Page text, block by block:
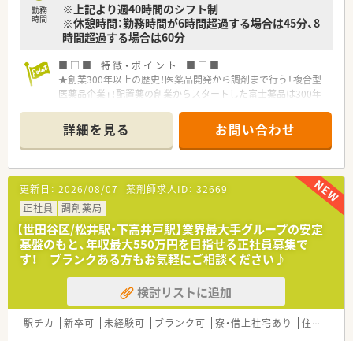
勤務
時間
※上記より週40時間のシフト制
※休憩時間：勤務時間が6時間超過する場合は45分、8
時間超過する場合は60分
■ □ ■ 特 徴 ・ ポ イ ン ト ■ □ ■
★創業300年以上の歴史！医薬品開発から調剤まで行う「複合型
医薬品企業」！配置薬の創業からスタートした富士薬品は300年
ア率№１の企業です！現在では配置薬のほか、医療用医薬品の開
発・製造・販売から、ドラッグストア、調剤薬局の運営をする「複
合型医薬品企業」として、他にはない企業の独自性を発揮してお
ります！
★企業テーマは‟地域の健康インフラ”！
グループ全体で全国に1,357店舗を展開する当社は、゛地域の健
康インフラ“をテーマに取り組んでおります！医薬品の開発～調
剤まで行っている富士薬品の強みを活かし、地域の健康ニーズを
カバーできる店舗をづくりを心掛け、『何かあれば富士薬品へ相
談しよう！』という地域密着薬局を目指しております！
★働きやすい企業へ！2年連続で「健康経営優良法人」の資格取
得！育児休暇制度、育児時短勤務制度は共に業界最長クラスで、
女性が安心して活躍できる環境です！残業時間については各エリ
詳細を見る お問い合わせ
更新日： 2026/08/07 薬剤師求人ID： 32669
正社員
調剤薬局
【世田谷区/松井駅・下高井戸駅】業界最大手グループの安定
基盤のもと、年収最大550万円を目指せる正社員募集で
す！ ブランクある方もお気軽にご相談ください♪
検討リストに追加
駅チカ 新卒可 未経験可 ブランク可 寮・借上社宅あり 住宅補助(手当)あり